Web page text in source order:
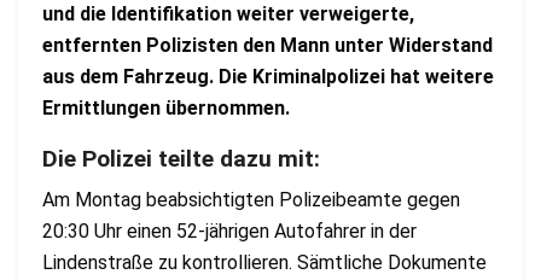
und die Identifikation weiter verweigerte,
entfernten Polizisten den Mann unter Widerstand
aus dem Fahrzeug. Die Kriminalpolizei hat weitere
Ermittlungen übernommen.
Die Polizei teilte dazu mit:
Am Montag beabsichtigten Polizeibeamte gegen
20:30 Uhr einen 52-jährigen Autofahrer in der
Lindenstraße zu kontrollieren. Sämtliche Dokumente